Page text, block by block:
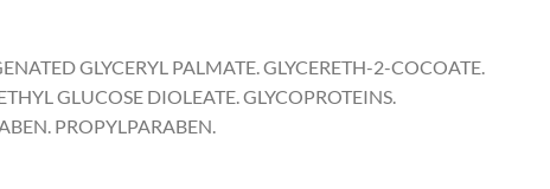
GLYCERYL PALMATE. GLYCERETH-2-COCOATE.
GLUCOSE DIOLEATE. GLYCOPROTEINS.
PROPYLPARABEN.